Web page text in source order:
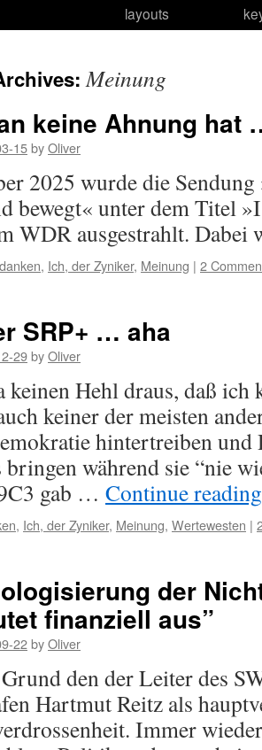
layouts
Meinung
keine Ahnung hat
15byOliver
2025 wurde die
bewegt« unter dem Titel
WDR ausgestrahlt. Dabei
, Ich, der Zyniker, Meinung | 2
SRP+ … aha
29byOliver
keinen Hehl draus, daß
keiner der meisten
hintertreiben und
während sie “nie
gab … Continue
, Ich, der Zyniker, Meinung, Wertewesten |
der
finanziell aus”
22byOliver
den der Leiter des
Hartmut Reitz als
Immer